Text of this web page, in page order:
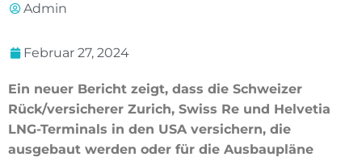
Admin
Februar 27, 2024
Ein neuer Bericht zeigt, dass die Schweizer
Rück/versicherer Zurich, Swiss Re und Helvetia
LNG-Terminals in den USA versichern, die
ausgebaut werden oder für die Ausbaupläne